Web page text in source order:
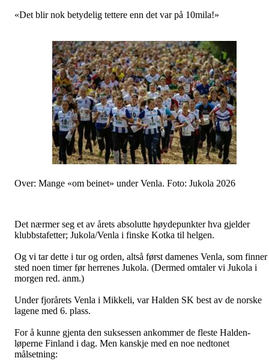
«Det blir nok betydelig tettere enn det var på 10mila!»
Over: Mange «om beinet» under Venla. Foto: Jukola 2026
Det nærmer seg et av årets absolutte høydepunkter hva gjelder
klubbstafetter; Jukola/Venla i finske Kotka til helgen.
Og vi tar dette i tur og orden, altså først damenes Venla, som finner
sted noen timer før herrenes Jukola. (Dermed omtaler vi Jukola i
morgen red. anm.)
Under fjorårets Venla i Mikkeli, var Halden SK best av de norske
lagene med 6. plass.
For å kunne gjenta den suksessen ankommer de fleste Halden-
løperne Finland i dag. Men kanskje med en noe nedtonet
målsetning: